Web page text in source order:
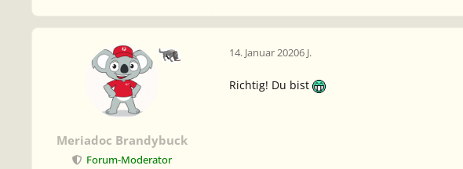
Meriadoc Brandybuck
Forum-Moderator
14. Januar 20206 J.
Richtig! Du bist